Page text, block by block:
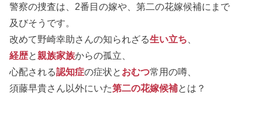
警察の捜査は、2番目の嫁や、第二の花嫁候補にまで
及びそうです。
改めて野崎幸助さんの知られざる生い立ち
経歴と親族家族からの孤立、
心配される認知症の症状と おむつ常用の噂、
須藤早貴さん以外にいた第二の花嫁候補とは？